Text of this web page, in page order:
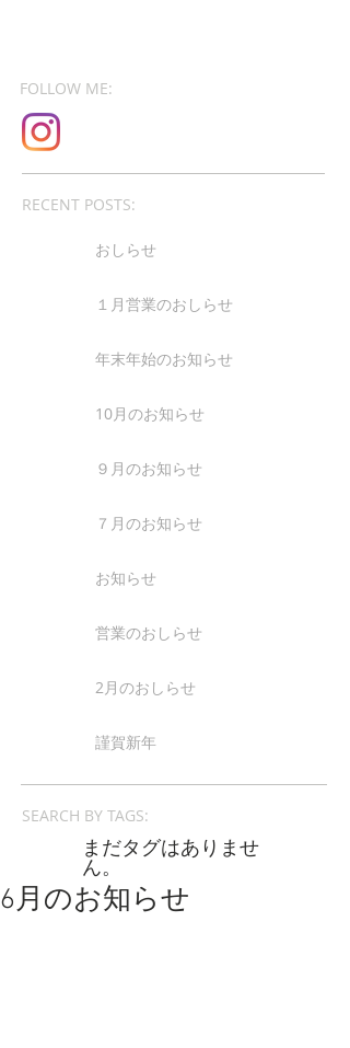
RECENT POSTS:
SEARCH BY TAGS:
FOLLOW ME:
まだタグはありませ
ん。
6月のお知らせ
おしらせ
１月営業のおしらせ
年末年始のお知らせ
10月のお知らせ
９月のお知らせ
７月のお知らせ
お知らせ
営業のおしらせ
2月のおしらせ
謹賀新年